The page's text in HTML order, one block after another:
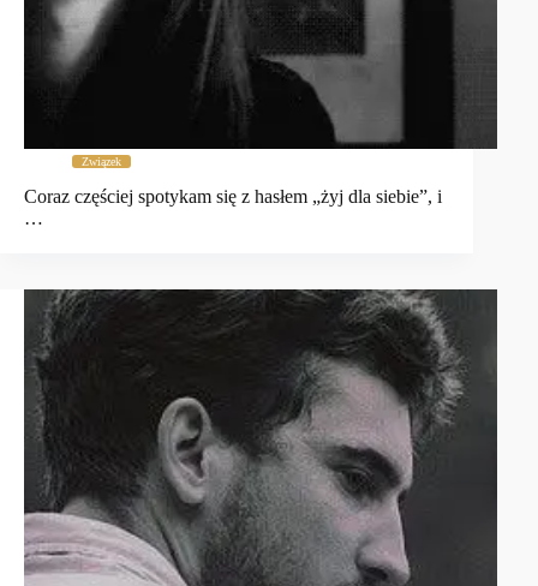
Związek
Coraz częściej spotykam się z hasłem „żyj dla siebie”, i
…